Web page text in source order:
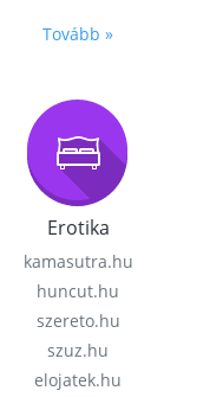
Tovább »
Erotika
kamasutra.hu
huncut.hu
szereto.hu
szuz.hu
elojatek.hu